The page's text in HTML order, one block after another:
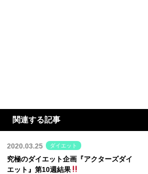
関連する記事
2020.03.25 ダイエット
究極のダイエット企画『アクターズダイ
エット』第10週結果